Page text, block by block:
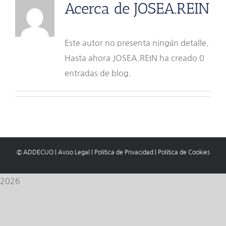
Acerca de JOSEA.REIN
Este autor no presenta ningún detalle.
Hasta ahora JOSEA.REIN ha creado 0
entradas de blog.
© ADDECUO Aviso Legal Política de Privacidad Política de Cookies
2026